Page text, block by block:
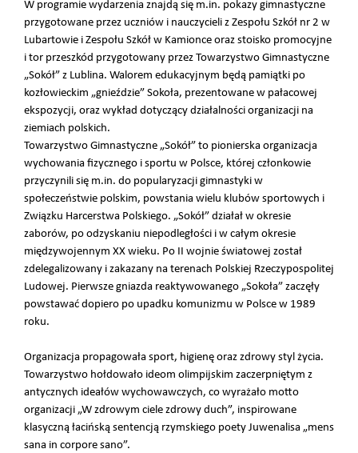
W programie wydarzenia znajdą się m.in. pokazy gimnastyczne
przygotowane przez uczniów i nauczycieli z Zespołu Szkół nr 2 w
Lubartowie i Zespołu Szkół w Kamionce oraz stoisko promocyjne
i tor przeszkód przygotowany przez Towarzystwo Gimnastyczne
„Sokół” z Lublina. Walorem edukacyjnym będą pamiątki po
kozłowieckim „gnieździe” Sokoła, prezentowane w pałacowej
ekspozycji, oraz wykład dotyczący działalności organizacji na
ziemiach polskich.
Towarzystwo Gimnastyczne „Sokół” to pionierska organizacja
wychowania fizycznego i sportu w Polsce, której członkowie
przyczynili się m.in. do popularyzacji gimnastyki w
społeczeństwie polskim, powstania wielu klubów sportowych i
Związku Harcerstwa Polskiego. „Sokół” działał w okresie
zaborów, po odzyskaniu niepodległości i w całym okresie
międzywojennym XX wieku. Po II wojnie światowej został
zdelegalizowany i zakazany na terenach Polskiej Rzeczypospolitej
Ludowej. Pierwsze gniazda reaktywowanego „Sokoła” zaczęły
powstawać dopiero po upadku komunizmu w Polsce w 1989
roku.
Organizacja propagowała sport, higienę oraz zdrowy styl życia.
Towarzystwo hołdowało ideom olimpijskim zaczerpniętym z
antycznych ideałów wychowawczych, co wyrażało motto
organizacji „W zdrowym ciele zdrowy duch”, inspirowane
klasyczną łacińską sentencją rzymskiego poety Juwenalisa „mens
sana in corpore sano”.